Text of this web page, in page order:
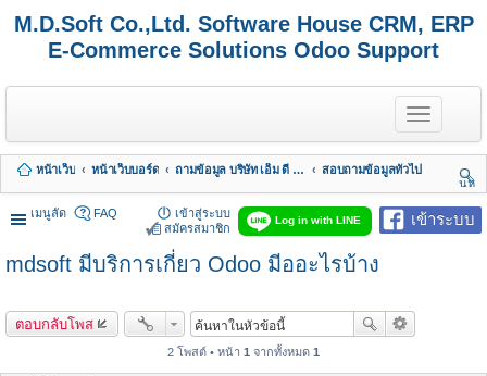
M.D.Soft Co.,Ltd. Software House CRM, ERP
E-Commerce Solutions Odoo Support
T
o
g
g
l
e
n
a
หน้าเว็บ หน้าเว็บบอร์ด ถามข้อมูล บริษัท เอ็ม ดี ซอฟต์ จำกัด
สอบถามข้อมูลทั่วไป
นห
า
เมนูลัด
เข้าระบบ
Log in with LINE
FAQ
เข้าสู่ระบบ
สมัครสมาชิก
mdsoft มีบริการเกี่ยว Odoo มีออะไรบ้าง
ตอบกลับโพส
2 โพสต์ • หน้า 1 จากทั้งหมด 1